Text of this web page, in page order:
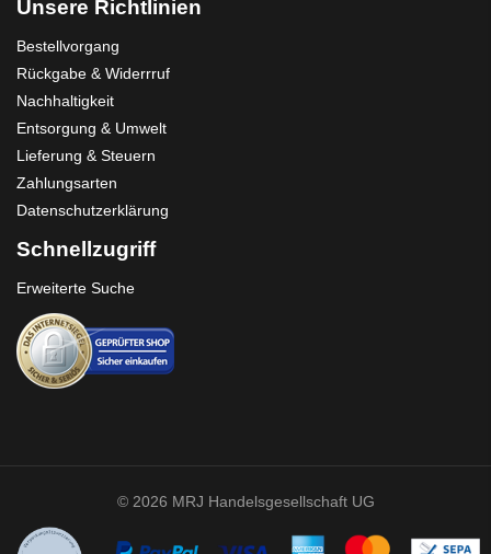
Unsere Richtlinien
Bestellvorgang
Rückgabe & Widerrruf
Nachhaltigkeit
Entsorgung & Umwelt
Lieferung & Steuern
Zahlungsarten
Datenschutzerklärung
Schnellzugriff
Erweiterte Suche
© 2026 MRJ Handelsgesellschaft UG